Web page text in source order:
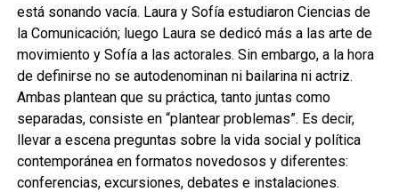
está sonando vacía. Laura y Sofía estudiaron Ciencias de
la Comunicación; luego Laura se dedicó más a las arte de
movimiento y Sofía a las actorales. Sin embargo, a la hora
de definirse no se autodenominan ni bailarina ni actriz.
Ambas plantean que su práctica, tanto juntas como
separadas, consiste en “plantear problemas”. Es decir,
llevar a escena preguntas sobre la vida social y política
contemporánea en formatos novedosos y diferentes:
conferencias, excursiones, debates e instalaciones.